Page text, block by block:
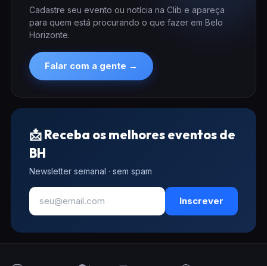
Cadastre seu evento ou notícia na Clib e apareça
para quem está procurando o que fazer em Belo
Horizonte.
Falar com a gente →
📩 Receba os melhores eventos de
BH
Newsletter semanal · sem spam
Inscrever